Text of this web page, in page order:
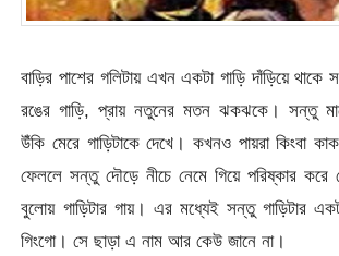
বাড়ির পাশের গলিটায় এখন একটা গাড়ি দাঁড়িয়ে
রঙের গাড়ি, প্রায় নতুনের মতন ঝকঝকে। সন্তু
উঁকি মেরে গাড়িটাকে দেখে। কখনও পায়রা কিংবা
ফেললে সন্তু দৌড়ে নীচে নেমে গিয়ে পরিষ্কার
বুলোয় গাড়িটার গায়। এর মধ্যেই সন্তু গাড়িটার
গিংগো। সে ছাড়া এ নাম আর কেউ জানে না।